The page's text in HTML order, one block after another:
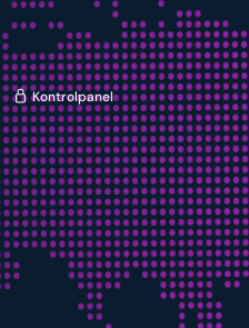
Kontrolpanel